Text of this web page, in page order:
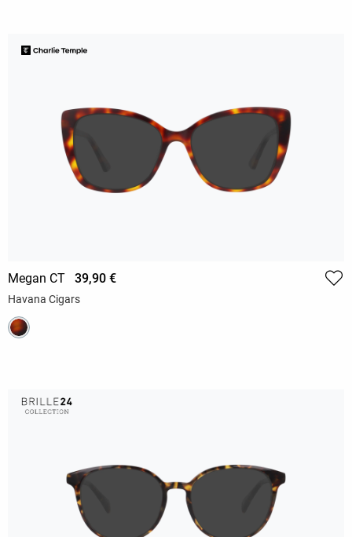
Megan CT 39,90 €
Havana Cigars